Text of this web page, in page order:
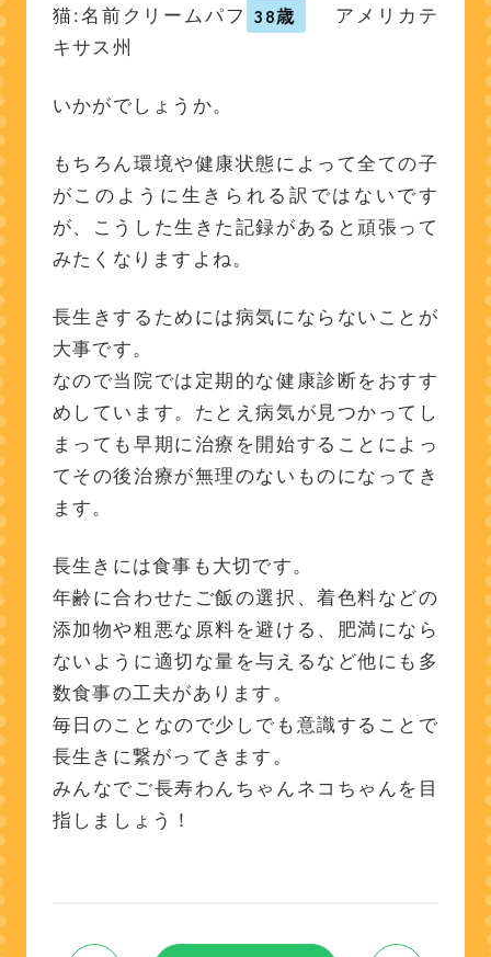
猫:名前クリームパフ 38歳
アメリカテ
キサス州
いかがでしょうか。
もちろん環境や健康状態によって全ての子
がこのように生きられる訳ではないです
が、こうした生きた記録があると頑張って
みたくなりますよね。
長生きするためには病気にならないことが
大事です。
なので当院では定期的な健康診断をおすす
めしています。たとえ病気が見つかってし
まっても早期に治療を開始することによっ
てその後治療が無理のないものになってき
ます。
長生きには食事も大切です。
年齢に合わせたご飯の選択、着色料などの
添加物や粗悪な原料を避ける、肥満になら
ないように適切な量を与えるなど他にも多
数食事の工夫があります。
毎日のことなので少しでも意識することで
長生きに繋がってきます。
みんなでご長寿わんちゃんネコちゃんを目
指しましょう！